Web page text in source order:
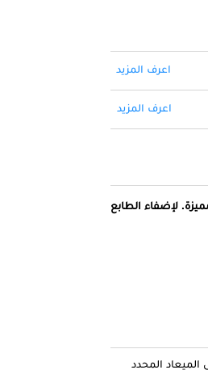
اعرف المزيد
اعرف المزيد
لإضفاء الطابع